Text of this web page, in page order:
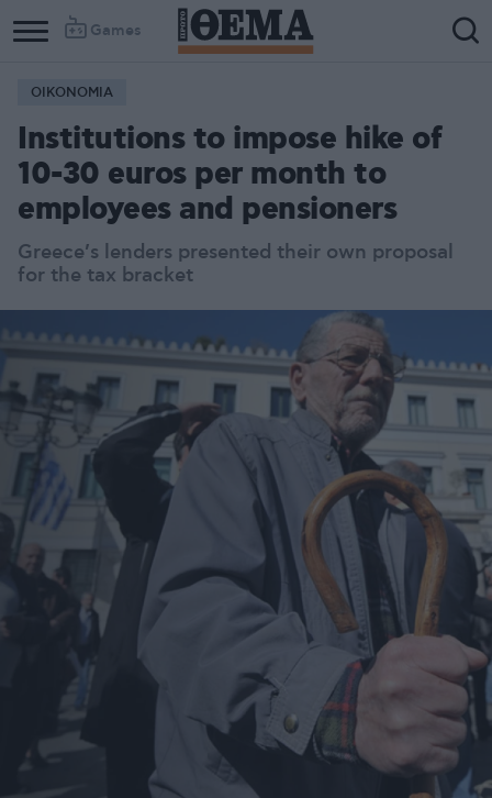
Games
ΟΙΚΟΝΟΜΙΑ
Institutions to impose hike of
10-30 euros per month to
employees and pensioners
Greece’s lenders presented their own proposal
for the tax bracket